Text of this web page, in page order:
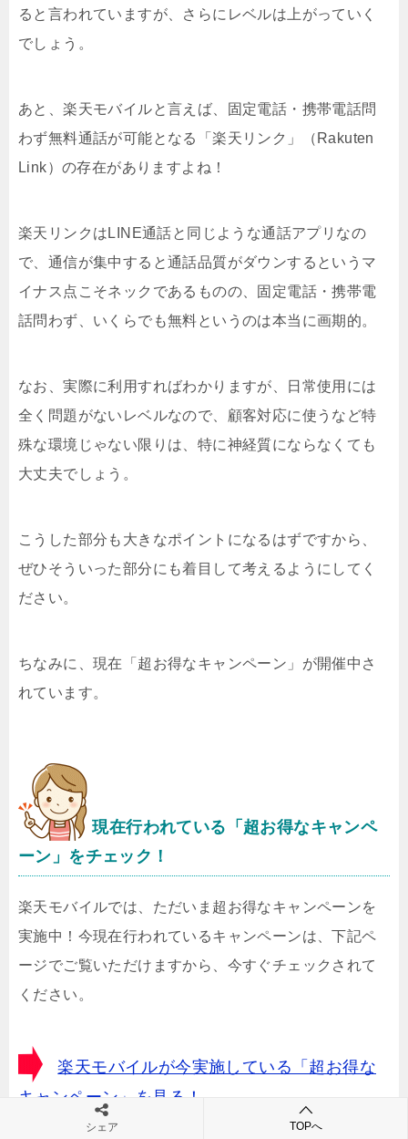
ると言われていますが、さらにレベルは上がっていく
でしょう。
あと、楽天モバイルと言えば、固定電話・携帯電話問
わず無料通話が可能となる「楽天リンク」（Rakuten
Link）の存在がありますよね！
楽天リンクはLINE通話と同じような通話アプリなの
で、通信が集中すると通話品質がダウンするというマ
イナス点こそネックであるものの、固定電話・携帯電
話問わず、いくらでも無料というのは本当に画期的。
なお、実際に利用すればわかりますが、日常使用には
全く問題がないレベルなので、顧客対応に使うなど特
殊な環境じゃない限りは、特に神経質にならなくても
大丈夫でしょう。
こうした部分も大きなポイントになるはずですから、
ぜひそういった部分にも着目して考えるようにしてく
ださい。
ちなみに、現在「超お得なキャンペーン」が開催中さ
れています。
現在行われている「超お得なキャンペ
ーン」をチェック！
楽天モバイルでは、ただいま超お得なキャンペーンを
実施中！今現在行われているキャンペーンは、下記ペ
ージでご覧いただけますから、今すぐチェックされて
ください。
楽天モバイルが今実施している「超お得な
キャンペーン」を見る！
シェア TOPへ